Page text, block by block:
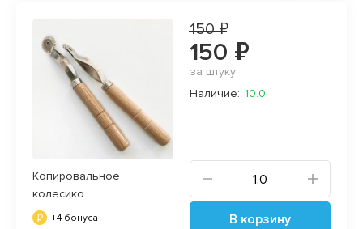
Копировальное
колесико
+4 бонуса
150 ₽
150 ₽
за штуку
Наличие: 10.0
В корзину